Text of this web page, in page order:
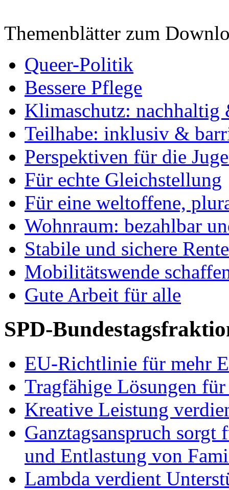
Themenblätter zum
Queer-Politik
Bessere Pflege
Klimaschutz: nachhaltig
Teilhabe: inklusiv &
Perspektiven für die
Für echte Gleichstellung
Für eine weltoffene,
Wohnraum: bezahlbar
Stabile und sichere
Mobilitätswende
Gute Arbeit für alle
SPD-
EU-Richtlinie für mehr
Tragfähige Lösungen
Kreative Leistung
Ganztagsanspruch
und Entlastung von
Lambda verdient